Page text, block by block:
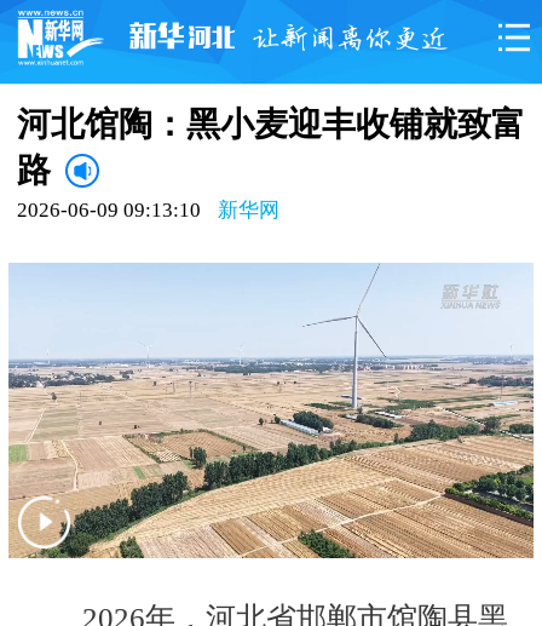
河北馆陶：黑小麦迎丰收铺就致富
路
2026-06-09 09:13:10 新华网
2026年，河北省邯郸市馆陶县黑